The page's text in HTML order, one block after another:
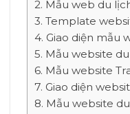
Mẫu web du
Template
Giao diện mẫu
Mẫu website
Mẫu website
Giao diện
Mẫu website